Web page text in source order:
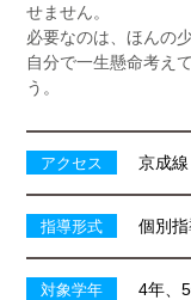
せません。
必要なのは、ほんの
自分で一生懸命考え
う。
アクセス 京成
指導形式 個別指
対象学年 4年、